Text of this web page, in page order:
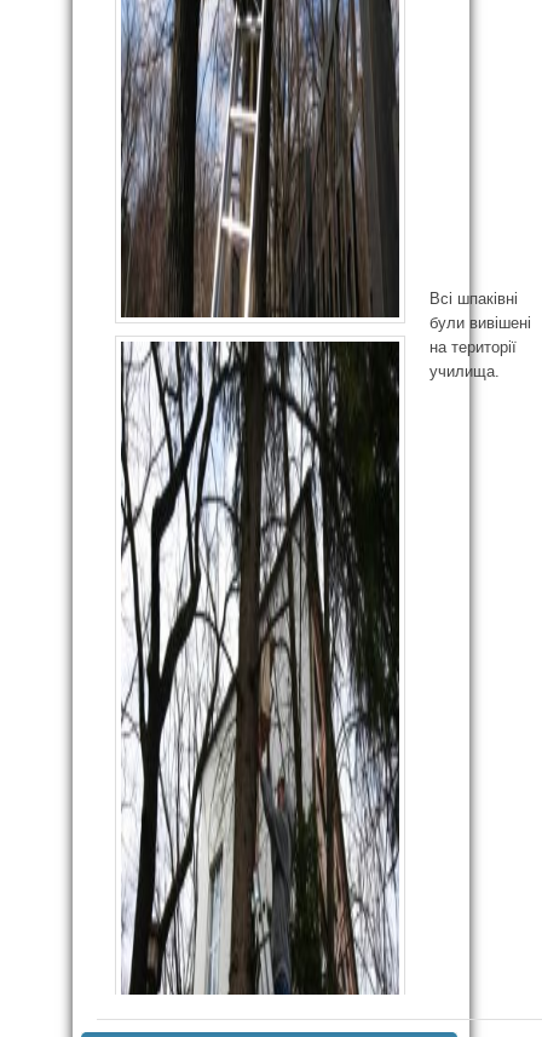
Всі шпаківні
були вивішені
на території
училища.